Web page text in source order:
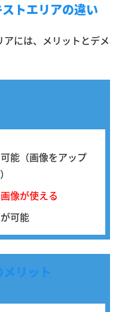
トエリアの違い
には、メリットとデメ
能（画像をアップ
像が使える
可能
リット